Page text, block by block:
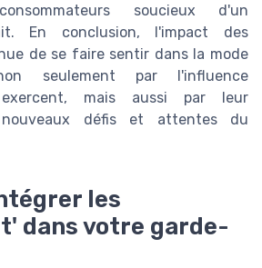
soucieux d'un
En conclusion, l'impact des
de se faire sentir dans la mode
seulement par l'influence
mais aussi par leur
défis et attentes du
les
dans votre garde-